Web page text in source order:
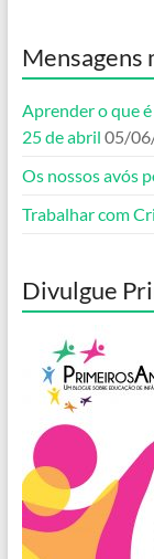
Mensagens
Aprender o que
25 de abril 05/
Os nossos avós
Trabalhar com
Divulgue